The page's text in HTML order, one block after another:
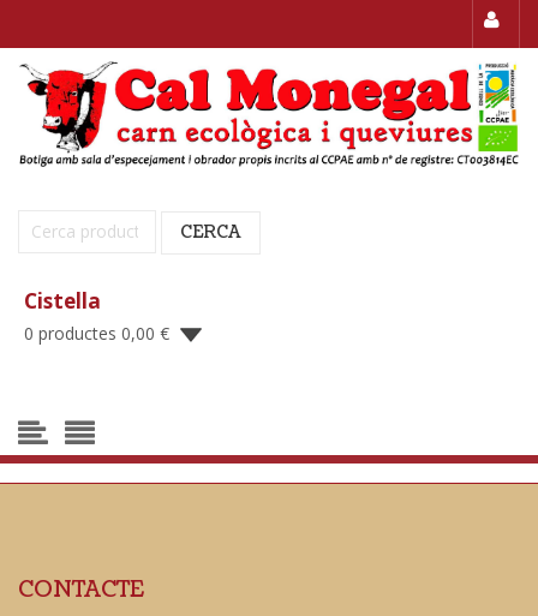
Cerca: CERCA
Cistella
0 productes 0,00 €
CONTACTE